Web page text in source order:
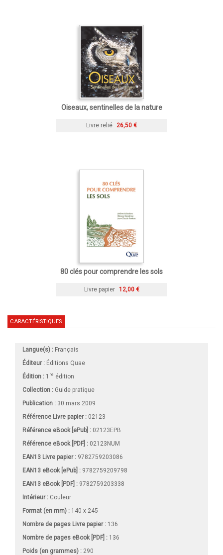
Oiseaux, sentinelles de la nature
Livre relié 26,50 €
80 clés pour comprendre les sols
Livre papier 12,00 €
CARACTÉRISTIQUES
Langue(s) : Français
Éditeur : Éditions Quae
Édition : 1 re édition
Collection : Guide pratique
Publication : 30 mars 2009
Référence Livre papier : 02123
Référence eBook [ePub] : 02123EPB
Référence eBook [PDF] : 02123NUM
EAN13 Livre papier : 9782759203086
EAN13 eBook [ePub] : 9782759209798
EAN13 eBook [PDF] : 9782759203338
Intérieur : Couleur
Format (en mm) : 140 x 245
Nombre de pages Livre papier: 136
Nombre de pages eBook [PDF] : 136
Poids (en grammes) : 290